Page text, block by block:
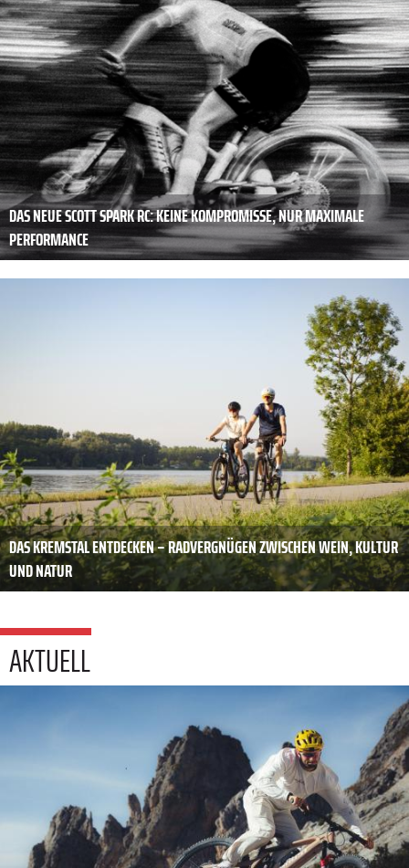
DAS NEUE SCOTT SPARK RC: KEINE KOMPROMISSE, NUR MAXIMALE
PERFORMANCE
DAS KREMSTAL ENTDECKEN – RADVERGNÜGEN ZWISCHEN WEIN, KULTUR
UND NATUR
AKTUELL